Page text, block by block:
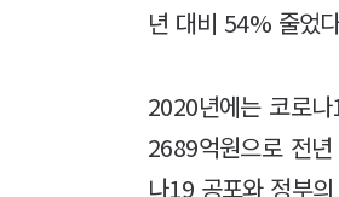
년 대비 54% 줄었
2020년에는 코로
2689억원으로 전
나19 공포와 정부